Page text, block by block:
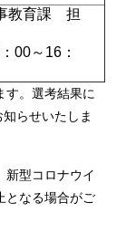
教育課 担
00～16：
す。選考結果に
らせいたしま
型コロナウイ
となる場合がご